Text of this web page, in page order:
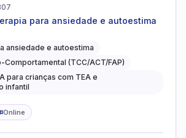
para ansiedade e autoestima
ansiedade e autoestima
Comportamental (TCC/ACT/FAP)
para crianças com TEA e
infantil
Online